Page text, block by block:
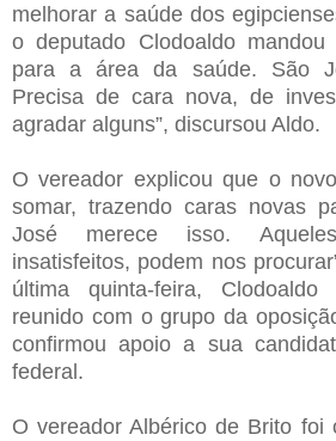
melhorar a saúde dos
o deputado Clodoaldo
para a área da saúde. São
Precisa de cara nova, de
agradar alguns”, discursou Aldo.
O vereador explicou que o
somar, trazendo caras novas
José merece isso.
insatisfeitos, podem nos
última quinta-feira, Clodoaldo
reunido com o grupo da
confirmou apoio a sua
federal.
O vereador Albérico de Brito foi